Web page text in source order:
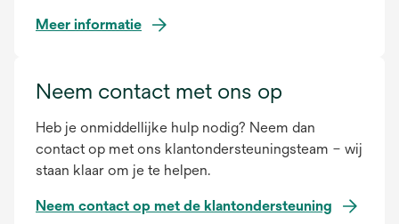
Meer informatie
new
Neem contact met ons op
Heb je onmiddellijke hulp nodig? Neem dan
contact op met ons klantondersteuningsteam – wij
staan klaar om je te helpen.
Neem contact op met de klantondersteuning